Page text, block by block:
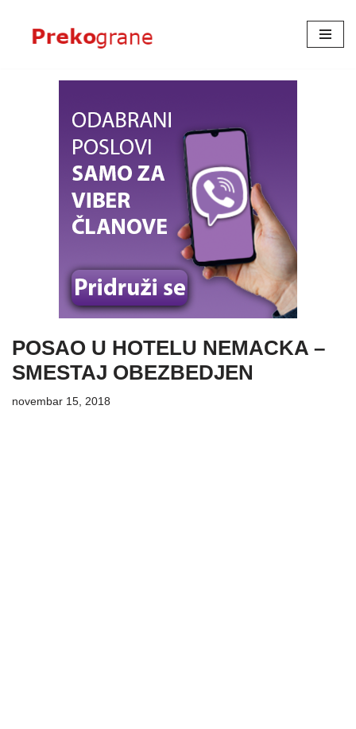
Skoči
POSAO U HOTELU NEMACKA –
SMESTAJ OBEZBEDJEN
novembar 15, 2018